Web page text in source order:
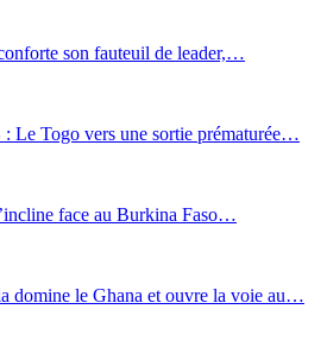
son fauteuil de leader,…
Le Togo vers une sortie prématurée…
face au Burkina Faso…
domine le Ghana et ouvre la voie au…